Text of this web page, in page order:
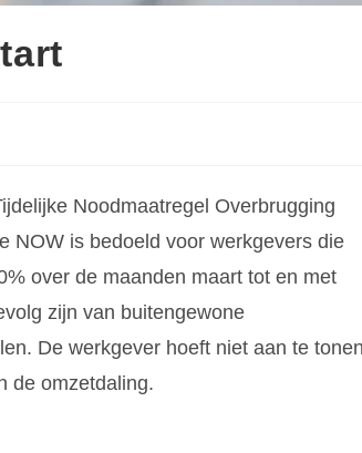
Noodmaatregel Overbrugging
NOW is bedoeld voor werkgevers die
over de maanden maart tot en met
zijn van buitengewone
De werkgever hoeft niet aan te
de omzetdaling.